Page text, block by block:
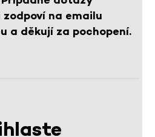
na emailu
a děkují za pochopení.